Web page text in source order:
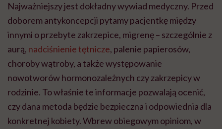
Najważniejszy jest dokładny wywiad medyczny. Przed
doborem antykoncepcji pytamy pacjentkę między
innymi o przebyte zakrzepice, migrenę – szczególnie z
aurą, nadciśnienie tętnicze, palenie papierosów,
choroby wątroby, a także występowanie
nowotworów hormonozależnych czy zakrzepicy w
rodzinie. To właśnie te informacje pozwalają ocenić,
czy dana metoda będzie bezpieczna i odpowiednia dla
konkretnej kobiety. Wbrew obiegowym opiniom, w